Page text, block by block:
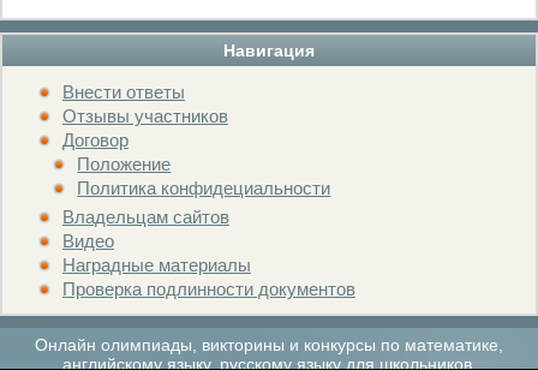
Навигация
Внести ответы
Отзывы участников
Договор
Положение
Политика конфидециальности
Владельцам сайтов
Видео
Наградные материалы
Проверка подлинности документов
Онлайн олимпиады, викторины и конкурсы по математике,
английскому языку, русскому языку для школьников.